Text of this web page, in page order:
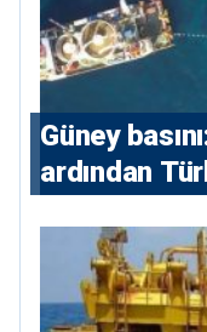
Güney
ardından